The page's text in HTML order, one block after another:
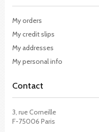
My orders
My credit slips
My addresses
My personal info
Contact
3, rue Corneille
F-75006 Paris